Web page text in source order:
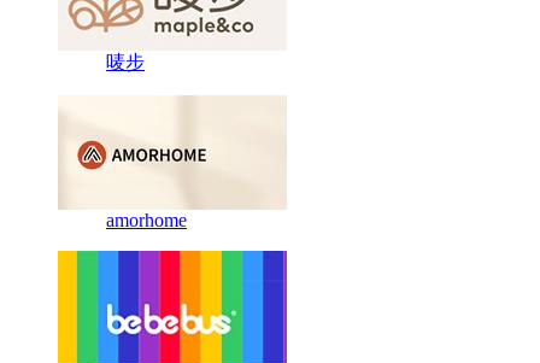
唛步
amorhome